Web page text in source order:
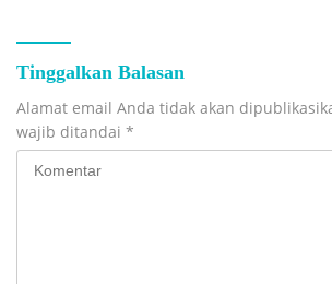
Tinggalkan Balasan
Alamat email Anda tidak akan
wajib ditandai *